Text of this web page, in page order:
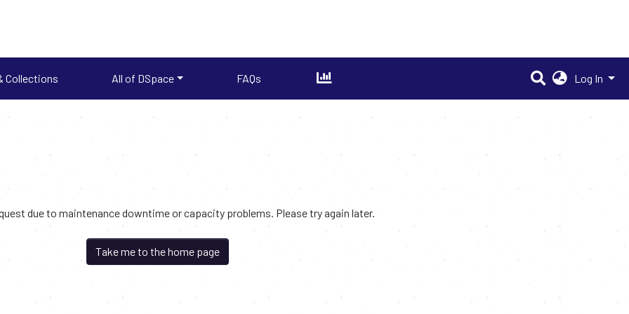
Collections All of DSpace FAQs Log In
due to maintenance downtime or capacity problems. Please try again later.
Take me to the home page